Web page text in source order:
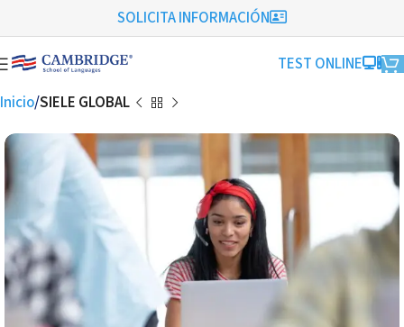
SOLICITA INFORMACIÓN
TEST ONLINE
Inicio SIELE GLOBAL